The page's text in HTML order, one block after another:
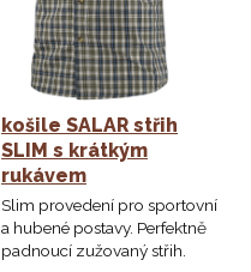
košile SALAR střih
SLIM s krátkým
rukávem
Slim provedení pro sportovní
a hubené postavy. Perfektně
padnoucí zužovaný střih.